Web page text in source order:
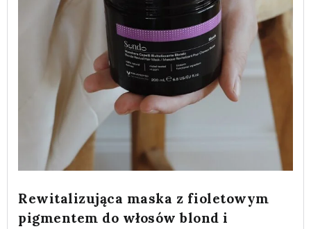
Rewitalizująca maska z fioletowym
pigmentem do włosów blond i